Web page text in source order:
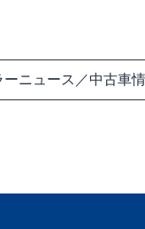
ーニュース／中古車